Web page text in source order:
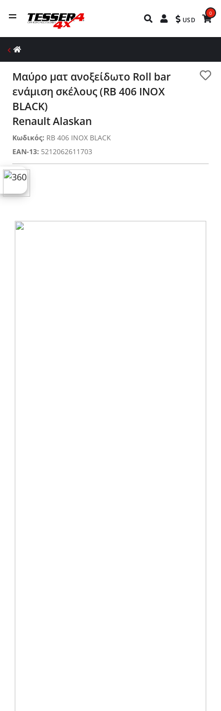
USD
0
Μαύρο ματ ανοξείδωτο Roll bar
ενάμιση σκέλους (RB 406 INOX
BLACK)
Renault Alaskan
Κωδικός: RB 406 INOX BLACK
EAN-13: 5212062611703